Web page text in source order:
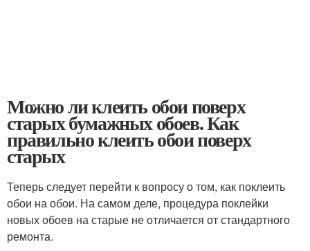
Можно ли клеить обои поверх
старых бумажных обоев. Как
правильно клеить обои поверх
старых
Теперь следует перейти к вопросу о том, как поклеить
обои на обои. На самом деле, процедура поклейки
новых обоев на старые не отличается от стандартного
ремонта.